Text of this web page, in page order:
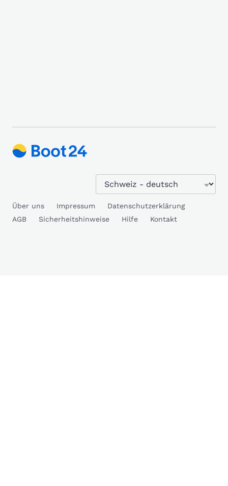
Über uns Impressum
Datenschutzerklärung
AGB
Sicherheitshinweise Hilfe Kontakt